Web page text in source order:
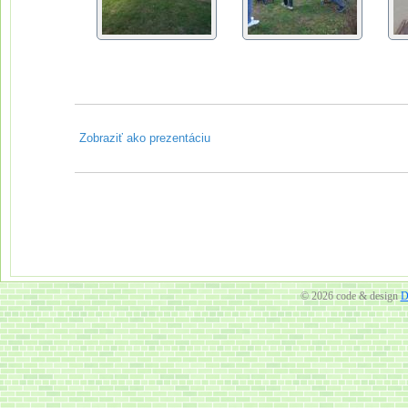
© 2026 code & design